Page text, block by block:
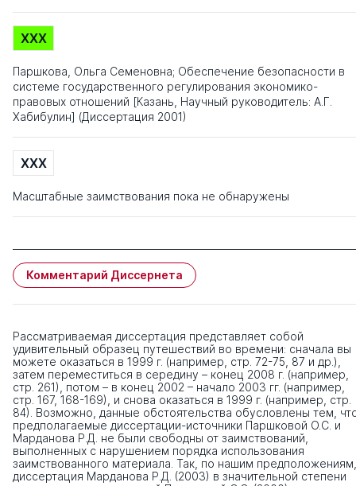
XXX
Паршкова, Ольга Семеновна; Обеспечение безопасности в
системе государственного регулирования экономико-
правовых отношений [Казань, Научный руководитель: А.Г.
Хабибулин] (Диссертация 2001)
XXX
Масштабные заимствования пока не обнаружены
Комментарий Диссернета
Рассматриваемая диссертация представляет собой
удивительный образец путешествий во времени: сначала вы
можете оказаться в 1999 г. (например, стр. 72-75, 87 и др.),
затем переместиться в середину – конец 2008 г. (например,
стр. 261), потом – в конец 2002 – начало 2003 гг. (например,
стр. 167, 168-169), и снова оказаться в 1999 г. (например, стр.
84). Возможно, данные обстоятельства обусловлены тем,
предполагаемые диссертации-источники Паршковой О.С. и
Марданова Р.Д. не были свободны от заимствований,
выполненных с нарушением порядка использования
заимствованного материала. Так, по нашим предположениям,
диссертация Марданова Р.Д. (2003) в значительной степени